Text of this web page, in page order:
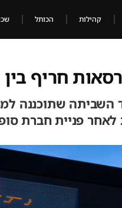
קהילות הכותל
חריף
שתוכננה
פניית חברת